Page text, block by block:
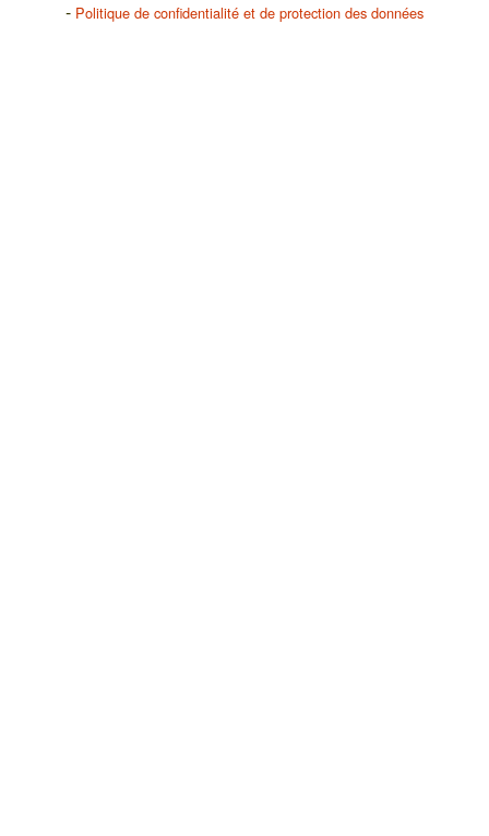
Politique de confidentialité et de protection des données